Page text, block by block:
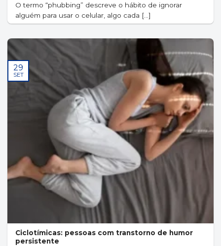
O termo “phubbing” descreve o hábito de ignorar
alguém para usar o celular, algo cada [...]
Ciclotímicas: pessoas com transtorno de humor
persistente
29
SET